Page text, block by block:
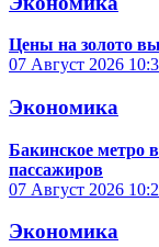
Цены на золото
07 Август 2026
Экономика
Бакинское метро
пассажиров
07 Август 2026
Экономика